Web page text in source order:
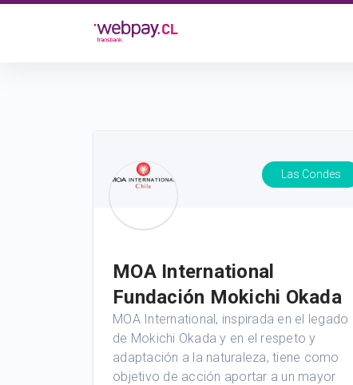
Las Condes
MOA International
Fundación Mokichi Okada
MOA International, inspirada en el legado
de Mokichi Okada y en el respeto y
adaptación a la naturaleza, tiene como
objetivo de acción aportar a un mayor